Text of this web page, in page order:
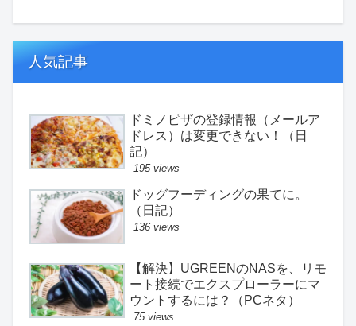
人気記事
ドミノピザの登録情報（メールア
ドレス）は変更できない！（日
記）
195 views
ドッグフーディングの果てに。
（日記）
136 views
【解決】UGREENのNASを、リモ
ート接続でエクスプローラーにマ
ウントするには？（PCネタ）
75 views